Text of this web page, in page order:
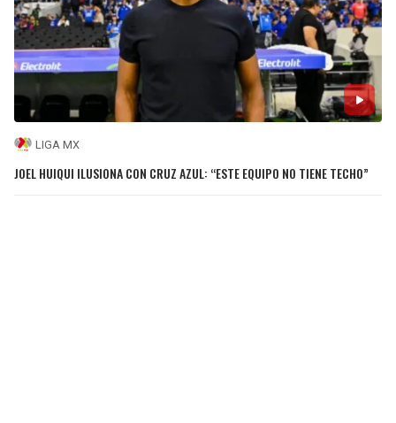
LIGA MX
JOEL HUIQUI ILUSIONA CON CRUZ AZUL: “ESTE EQUIPO NO TIENE TECHO”